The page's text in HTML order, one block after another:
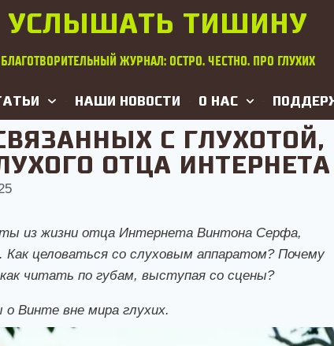
УСЛЫШАТЬ ТИШИНУ
БЛАГОТВОРИТЕЛЬНЫЙ ЖУРНАЛ: ОСТРО. ЧЕСТНО. ПРО ГЛУХИХ
НАШИ НОВОСТИ О НАС
С ГЛУХОТОЙ,
ОТЦА ИНТЕРНЕТА
из жизни отца Интернета Винтона Серфа,
Как целоваться со слуховым аппаратом? Почему
читать по губам, выступая со сцены?
Винте вне мира глухих.